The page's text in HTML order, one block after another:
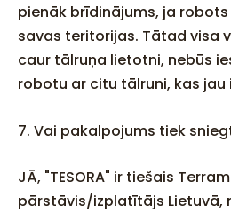
pienāk brīdinājums, ja
savas teritorijas. Tātad visa
caur tālruņa lietotni, nebūs
robotu ar citu tālruni, kas jau
7. Vai pakalpojums tiek
JĀ, "TESORA" ir tiešais
pārstāvis/izplatītājs Lietuvā,